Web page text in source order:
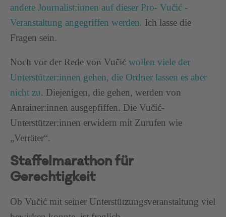
andere Journalist:innen auf dieser Pro- Vučić -
Veranstaltung angegriffen werden. Ich lasse die
Fragen sein.
Noch vor der Rede von Vučić wollen viele der
Unterstützer:innen gehen, die Ordner lassen es aber
nicht zu. Diejenigen, die gehen, werden von
Anrainer:innen ausgepfiffen. Die Vučić-
Unterstützer:innen erwidern mit Zurufen wie
„Verräter“.
Staffelmarathon für
Gerechtigkeit
Ob Vučić mit seiner Unterstützungsveranstaltung viel